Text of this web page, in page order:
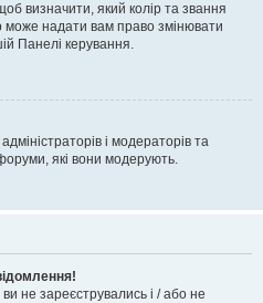
визначити, який колір та звання
може надати вам право змінювати
Панелі керування.
і модераторів та
які вони модерують.
не зареєструвались і / або не